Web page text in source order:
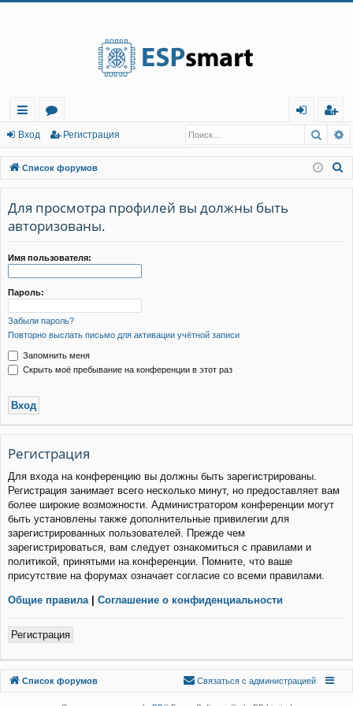
с
ы
лк
и
о
ру
м
ы
д
г
ис
тр
Вход Регистрация
Список форумов
Для просмотра профилей вы должны быть
авторизованы.
Имя пользователя:
Пароль:
Забыли пароль?
Повторно выслать письмо для активации учётной записи
Запомнить меня
Скрыть моё пребывание на конференции в этот раз
Регистрация
Для входа на конференцию вы должны быть зарегистрированы.
Регистрация занимает всего несколько минут, но предоставляет вам
более широкие возможности. Администратором конференции могут
быть установлены также дополнительные привилегии для
зарегистрированных пользователей. Прежде чем
зарегистрироваться, вам следует ознакомиться с правилами и
политикой, принятыми на конференции. Помните, что ваше
присутствие на форумах означает согласие со всеми правилами.
Общие правила | Соглашение о конфиденциальности
Регистрация
Список форумов
Связаться с
Связаться с администрацией